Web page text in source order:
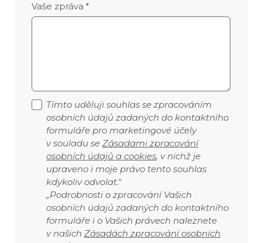
Vaše zpráva *
Tímto uděluji souhlas se zpracováním
osobních údajů zadaných do kontaktního
formuláře pro marketingové účely
v souladu se Zásadami zpracování
osobních údajů a cookies, v nichž je
upraveno i moje právo tento souhlas
kdykoliv odvolat.“
„Podrobnosti o zpracování Vašich
osobních údajů zadaných do kontaktního
formuláře i o Vašich právech naleznete
v našich Zásadách zpracování osobních